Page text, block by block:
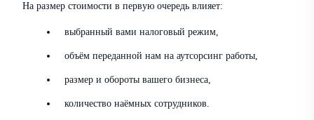
На размер стоимости в первую очередь влияет:
выбранный вами налоговый режим,
объём переданной нам на аутсорсинг работы,
размер и обороты вашего бизнеса,
количество наёмных сотрудников.